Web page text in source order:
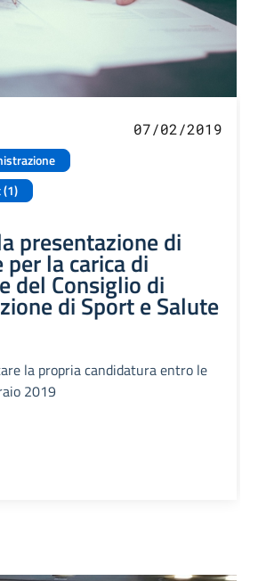
07/02/2019
presentazione di
la carica di
del Consiglio di
di Sport e Salute
la propria candidatura entro le
2019